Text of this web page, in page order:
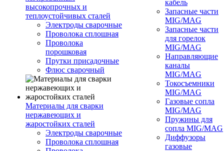
высокопрочных и
теплоустойчивых сталей
Электроды сварочные
Проволока сплошная
Проволока
порошковая
Прутки присадочные
Флюс сварочный
Материалы для сварки
нержавеющих и
жаростойких сталей
Электроды сварочные
Проволока сплошная
кабель
Запасные части
MIG/MAG
Запасные части
для горелок
MIG/MAG
Направляющие
каналы
MIG/MAG
Токосъемники
MIG/MAG
Газовые сопла
MIG/MAG
Пружины для
сопла MIG/MAG
Диффузоры
газовые